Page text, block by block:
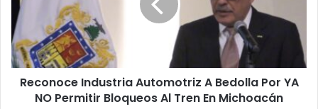
Bedolla
Por
YA
NO
Permitir
Bloqueos
Reconoce Industria Automotriz A Bedolla Por YA
NO Permitir Bloqueos Al Tren En Michoacán